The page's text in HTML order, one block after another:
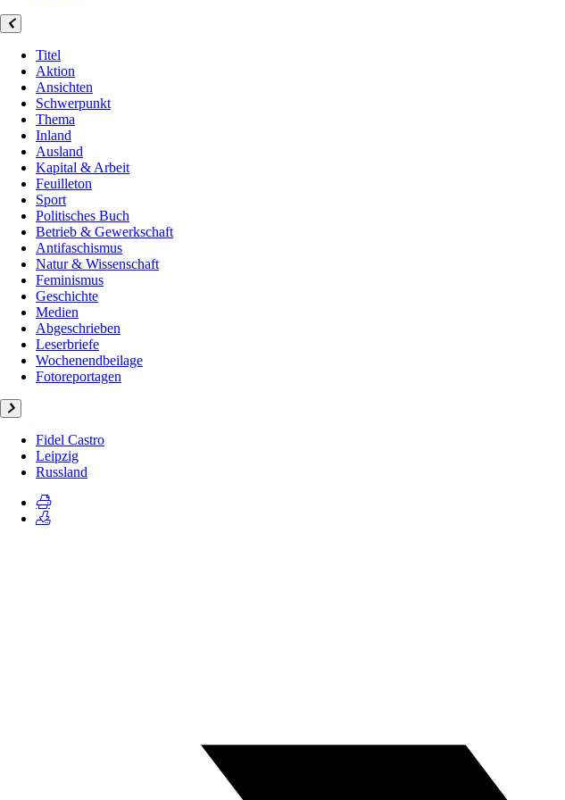
Titel
Aktion
Ansichten
Schwerpunkt
Thema
Inland
Ausland
Kapital & Arbeit
Feuilleton
Sport
Politisches Buch
Betrieb & Gewerkschaft
Antifaschismus
Natur & Wissenschaft
Feminismus
Geschichte
Medien
Abgeschrieben
Leserbriefe
Wochenendbeilage
Fotoreportagen
Fidel Castro
Leipzig
Russland